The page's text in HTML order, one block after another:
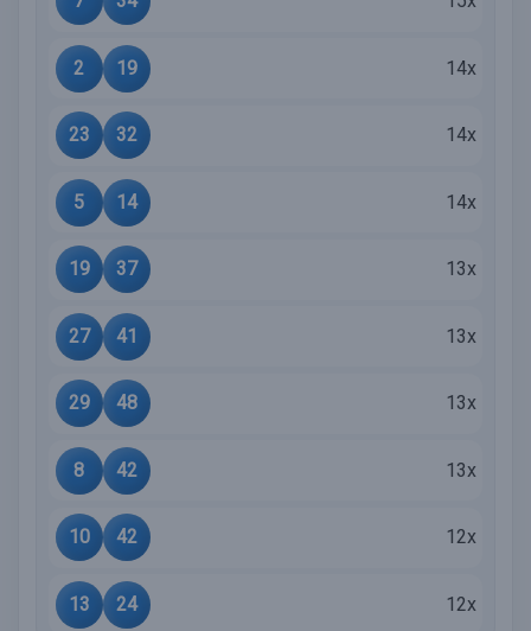
2 19 14x
23 32 14x
5 14 14x
19 37 13x
27 41 13x
29 48 13x
8 42 13x
10 42 12x
13 24 12x